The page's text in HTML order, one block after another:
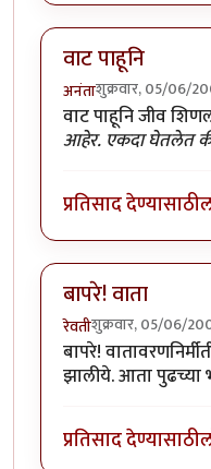
वाट पाहूनि
अनंताशुक्रवार, 05/06/
वाट पाहूनि जीव
आहेर. एकदा घेतलेत
प्रतिसाद देण्यासाठी
बापरे! वाता
रेवतीशुक्रवार, 05/06/
बापरे!
झालीये. आता पुढच्या
प्रतिसाद देण्यासाठी